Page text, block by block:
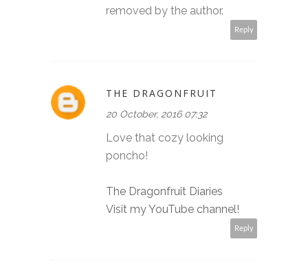
removed by the author.
Reply
THE DRAGONFRUIT
20 October, 2016 07:32
Love that cozy looking
poncho!
The Dragonfruit Diaries
Visit my YouTube channel!
Reply